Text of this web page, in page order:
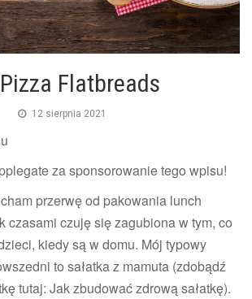
Flatbreads
12 sierpnia 2021
za sponsorowanie tego wpisu!
przerwę od pakowania lunch
czasami czuję się zagubiona w tym, co
kiedy są w domu. Mój typowy
to sałatka z mamuta (zdobądź
tutaj: Jak zbudować zdrową sałatkę).